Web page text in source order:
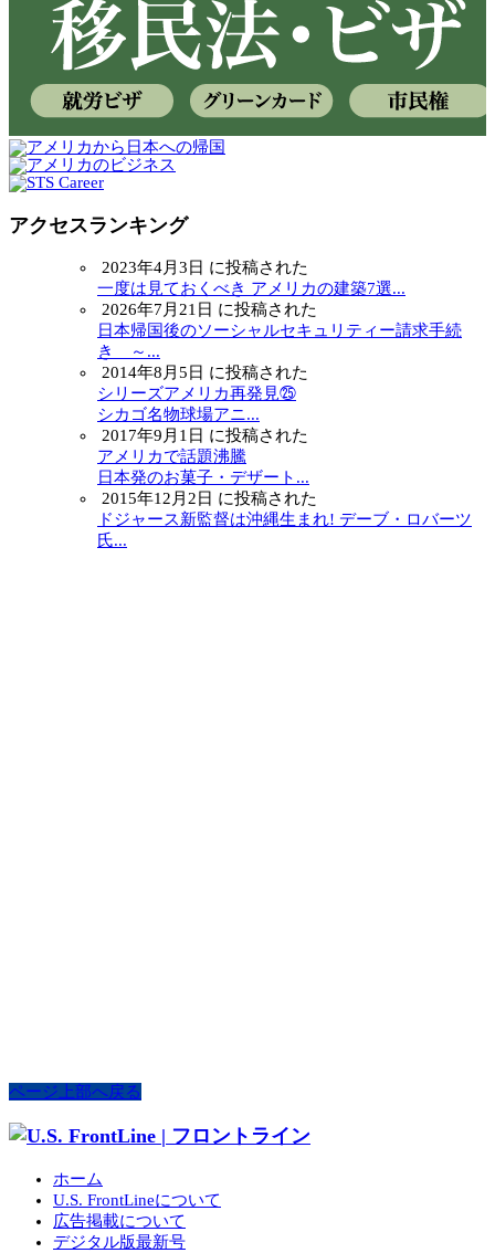
アクセスランキング
2023年4月3日 に投稿された
一度は見ておくべき アメリカの建築7選...
2026年7月21日 に投稿された
日本帰国後のソーシャルセキュリティー請求手続
き ～...
2014年8月5日 に投稿された
シリーズアメリカ再発見㉕
シカゴ名物球場アニ...
2017年9月1日 に投稿された
アメリカで話題沸騰
日本発のお菓子・デザート...
2015年12月2日 に投稿された
ドジャース新監督は沖縄生まれ! デーブ・ロバーツ
氏...
ページ上部へ戻る
ホーム
U.S. FrontLineについて
広告掲載について
デジタル版最新号